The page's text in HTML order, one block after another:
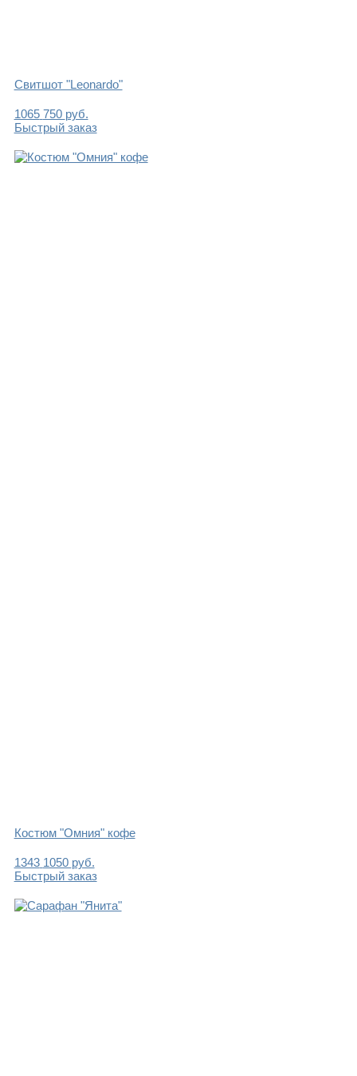
Свитшот "Leonardo"
1065 750 руб.
Быстрый заказ
Костюм "Омния" кофе
1343 1050 руб.
Быстрый заказ